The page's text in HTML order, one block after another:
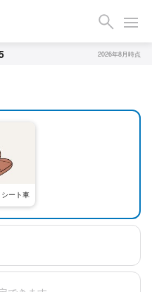
2026年8月時点
ート車